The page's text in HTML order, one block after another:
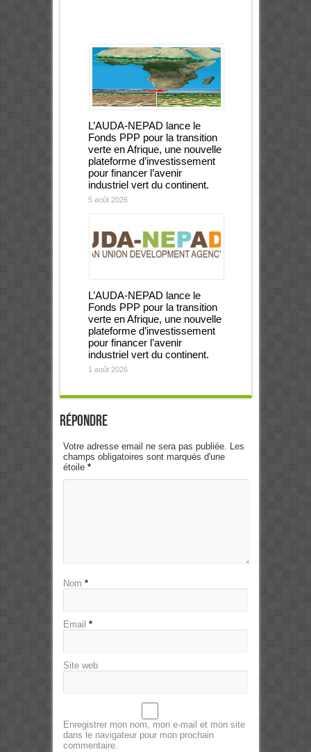
L’AUDA-NEPAD lance le
Fonds PPP pour la transition
verte en Afrique, une nouvelle
plateforme d’investissement
pour financer l’avenir
industriel vert du continent.
5 août 2026
L’AUDA-NEPAD lance le
Fonds PPP pour la transition
verte en Afrique, une nouvelle
plateforme d’investissement
pour financer l’avenir
industriel vert du continent.
1 août 2026
Répondre
Votre adresse email ne sera pas publiée. Les
champs obligatoires sont marqués d'une
étoile *
Nom *
Email *
Site web
Enregistrer mon nom, mon e-mail et mon site
dans le navigateur pour mon prochain
commentaire.